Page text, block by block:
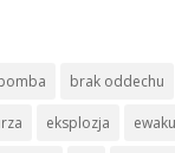
brak oddechu
eksplozja